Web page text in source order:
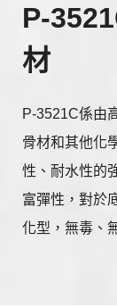
P-
材
P-3521C係由
骨材和其他化
性、耐水性的
富彈性，對於
化型，無毒、